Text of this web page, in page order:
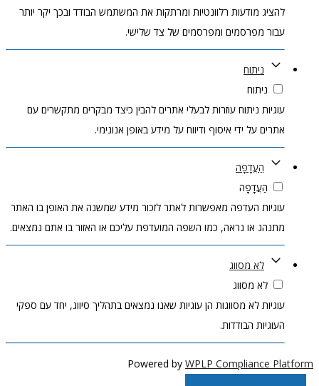
מודעות רלוונטיות ומרתקות את המשתמש הבודד ובכך יקר יותר
מפרסמים ומפרסמים של צד שלישי.
ניתוח
ניתוח עוזרות לבעלי אתרים להבין כיצד מבקרים מתקשרים עם
על ידי איסוף ודיווח על מידע באופן אנונימי.
הַעֲדָפָה
הַעֲדָפָה
העדפה מאפשרות לאתר לזכור מידע שמשנה את האופן בו האתר
או נראה, כמו השפה המועדפת עליכם או האזור בו אתם נמצאים.
לא מסווג
לא מסווג
לא מסווגות הן עוגיות שאנו נמצאים בתהליך סיווג, יחד עם ספקי
הבודדות.
Powered byWPLP Compliance